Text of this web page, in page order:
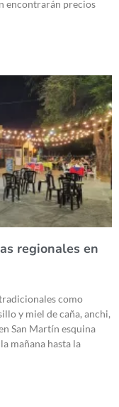
encontrarán precios
regionales en
como
y miel de caña, anchi,
San Martín esquina
mañana hasta la